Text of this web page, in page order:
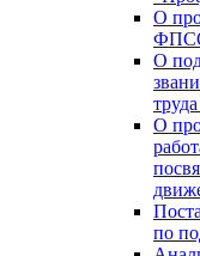
О
О
О
по